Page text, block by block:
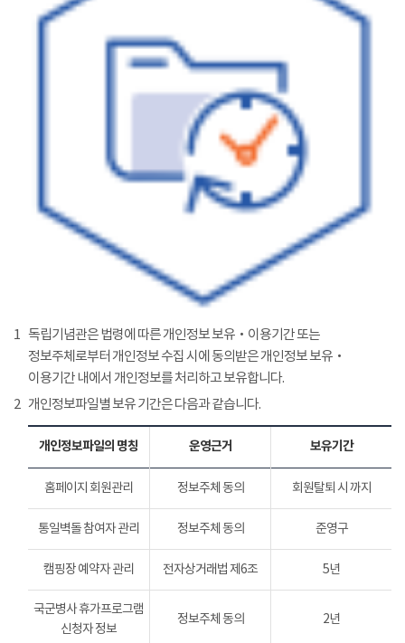
1 독립기념관은 법령에 따른 개인정보 보유‧이용기간 또는
정보주체로부터 개인정보 수집 시에 동의받은 개인정보 보유‧
이용기간 내에서 개인정보를 처리하고 보유합니다.
2 개인정보파일별 보유 기간은 다음과 같습니다.
개인정보파일의 명칭 운영근거 보유기간
홈페이지 회원관리 정보주체 동의 회원탈퇴 시 까지
통일벽돌 참여자 관리 정보주체 동의 준영구
캠핑장 예약자 관리 전자상거래법 제6조 5년
국군병사 휴가프로그램
신청자 정보
정보주체 동의 2년